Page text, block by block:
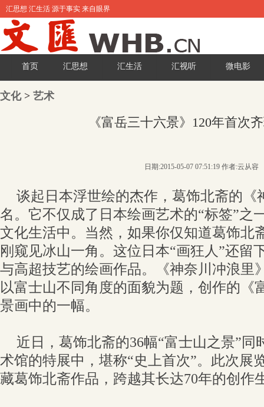
汇思想 汇生活 源于事实 来自眼界
首页 汇思想 汇生活 汇视听 微电影
文化> 艺术
《富岳三十六景》120年首次
日期:2015-05-07 07:51:19 作者:云从容
谈起日本浮世绘的杰作，葛饰北斋的《
名。它不仅成了日本绘画艺术的“标签”之
文化生活中。当然，如果你仅知道葛饰北
刚窥见冰山一角。这位日本“画狂人”还留
与高超技艺的绘画作品。《神奈川冲浪里
以富士山不同角度的面貌为题，创作的《
景画中的一幅。
近日，葛饰北斋的36幅“富士山之景”同
术馆的特展中，堪称“史上首次”。此次展
藏葛饰北斋作品，跨越其长达70年的创作